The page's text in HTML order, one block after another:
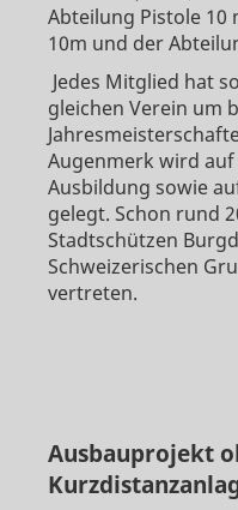
Abteilung Pistole 10
10m und der
Jedes Mitglied hat
gleichen Verein um
Augenmerk wird
Ausbildung sowie
gelegt. Schon rund
Stadtschützen
Schweizerischen
vertreten.
Ausbauprojekt